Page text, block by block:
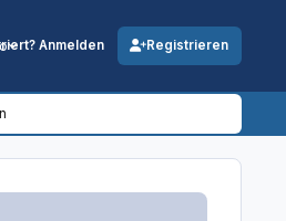
Anmelden Registrieren